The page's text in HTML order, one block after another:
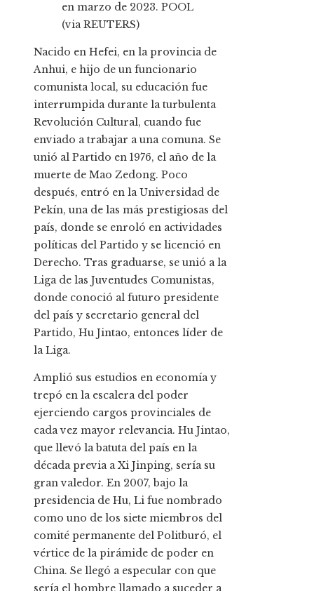
en marzo de 2023. POOL
(via REUTERS)
Nacido en Hefei, en la provincia de
Anhui, e hijo de un funcionario
comunista local, su educación fue
interrumpida durante la turbulenta
Revolución Cultural, cuando fue
enviado a trabajar a una comuna. Se
unió al Partido en 1976, el año de la
muerte de Mao Zedong. Poco
después, entró en la Universidad de
Pekín, una de las más prestigiosas del
país, donde se enroló en actividades
políticas del Partido y se licenció en
Derecho. Tras graduarse, se unió a la
Liga de las Juventudes Comunistas,
donde conoció al futuro presidente
del país y secretario general del
Partido, Hu Jintao, entonces líder de
la Liga.
Amplió sus estudios en economía y
trepó en la escalera del poder
ejerciendo cargos provinciales de
cada vez mayor relevancia. Hu Jintao,
que llevó la batuta del país en la
década previa a Xi Jinping, sería su
gran valedor. En 2007, bajo la
presidencia de Hu, Li fue nombrado
como uno de los siete miembros del
comité permanente del Politburó, el
vértice de la pirámide de poder en
China. Se llegó a especular con que